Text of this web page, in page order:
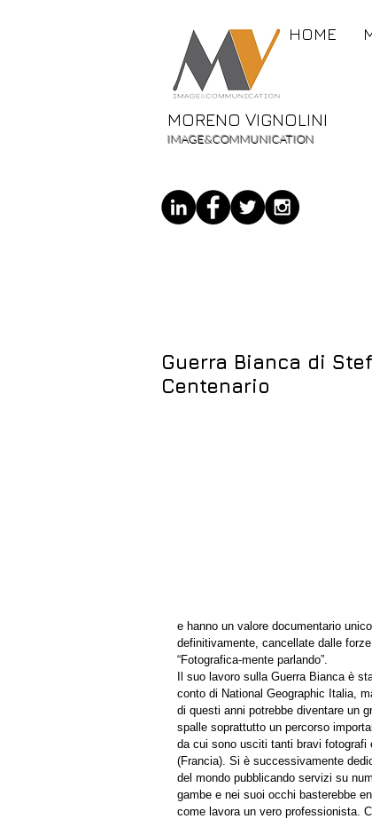
HOME
MORENO VIGNOLINI
IMAGE&COMMUNICATION
Guerra Bianca di
Centenario
e hanno un valore documentario
definitivamente, cancellate dalle
“Fotografica-mente parlando”.
Il suo lavoro sulla Guerra Bianca è
conto di National Geographic Italia,
di questi anni potrebbe diventare un
spalle soprattutto un percorso
da cui sono usciti tanti bravi fotografi
(Francia). Si è successivamente
del mondo pubblicando servizi su
gambe e nei suoi occhi basterebbe
come lavora un vero professionista.